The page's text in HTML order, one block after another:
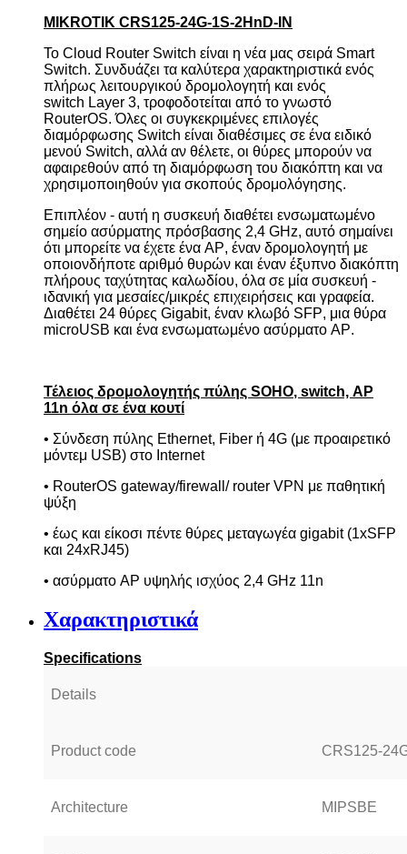
MIKROTIK CRS125-24G-1S-2HnD-IN
Το Cloud Router Switch είναι η νέα μας σειρά Smart
Switch. Συνδυάζει τα καλύτερα χαρακτηριστικά ενός
πλήρως λειτουργικού δρομολογητή και ενός
switch Layer 3, τροφοδοτείται από το γνωστό
RouterOS. Όλες οι συγκεκριμένες επιλογές
διαμόρφωσης Switch είναι διαθέσιμες σε ένα ειδικό
μενού Switch, αλλά αν θέλετε, οι θύρες μπορούν να
αφαιρεθούν από τη διαμόρφωση του διακόπτη και να
χρησιμοποιηθούν για σκοπούς δρομολόγησης.
Επιπλέον - αυτή η συσκευή διαθέτει ενσωματωμένο
σημείο ασύρματης πρόσβασης 2,4 GHz, αυτό σημαίνει
ότι μπορείτε να έχετε ένα AP, έναν δρομολογητή με
οποιονδήποτε αριθμό θυρών και έναν έξυπνο διακόπτη
πλήρους ταχύτητας καλωδίου, όλα σε μία συσκευή -
ιδανική για μεσαίες/μικρές επιχειρήσεις και γραφεία.
Διαθέτει 24 θύρες Gigabit, έναν κλωβό SFP, μια θύρα
microUSB και ένα ενσωματωμένο ασύρματο AP.
Τέλειος δρομολογητής πύλης SOHO, switch, AP
11n όλα σε ένα κουτί
• Σύνδεση πύλης Ethernet, Fiber ή 4G (με προαιρετικό
μόντεμ USB) στο Internet
• RouterOS gateway/firewall/ router VPN με παθητική
ψύξη
• έως και είκοσι πέντε θύρες μεταγωγέα gigabit(1xSFP
και 24xRJ45)
• ασύρματο AP υψηλής ισχύος 2,4 GHz 11n
Χαρακτηριστικά
Specifications
Details
Product code CRS125-
Architecture MIPSBE